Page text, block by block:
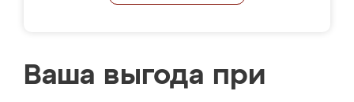
Ваша выгода при